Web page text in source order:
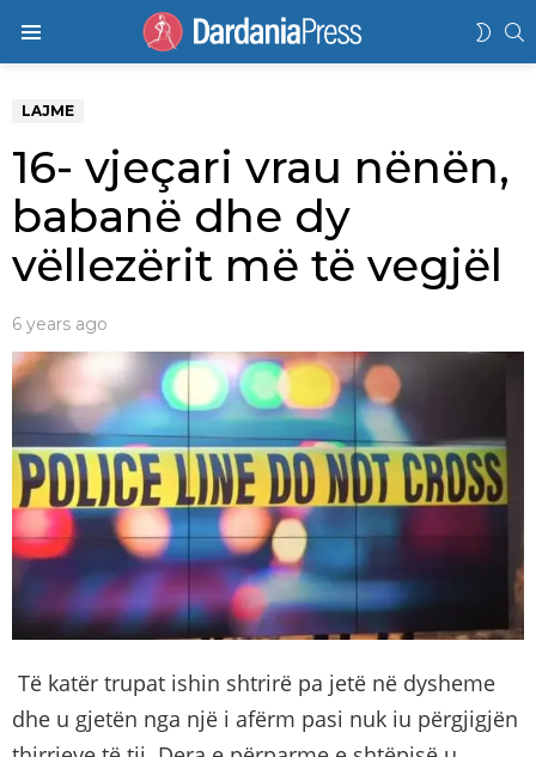
LAJME
16- vjeçari vrau nënën,
babanë dhe dy
vëllezërit më të vegjël
6 years ago
Të katër trupat ishin shtrirë pa jetë në dysheme
dhe u gjetën nga një i afërm pasi nuk iu përgjigjën